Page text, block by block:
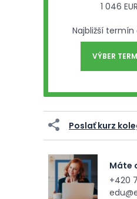
1 046
Najbližší termín
VÝBER
Poslať kurz
Máte
+420